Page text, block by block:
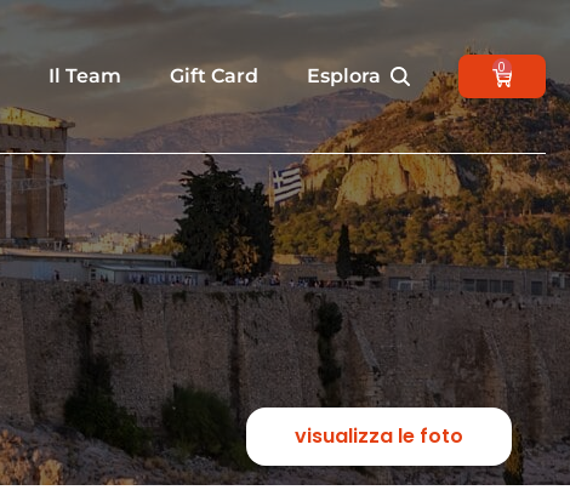
Il Team Gift Card Esplora 0
visualizza le foto